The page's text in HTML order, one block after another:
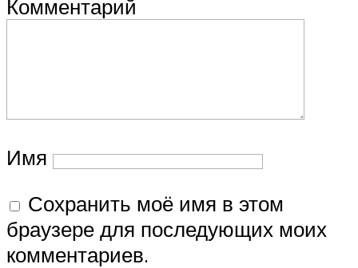
Комментарий
Имя
Сохранить моё имя в этом
браузере для последующих моих
комментариев.